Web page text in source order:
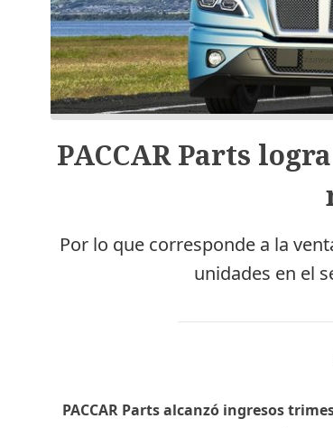
PACCAR Parts
Por lo que corresponde a la
unidades en el
PACCAR Parts alcanzó ingresos